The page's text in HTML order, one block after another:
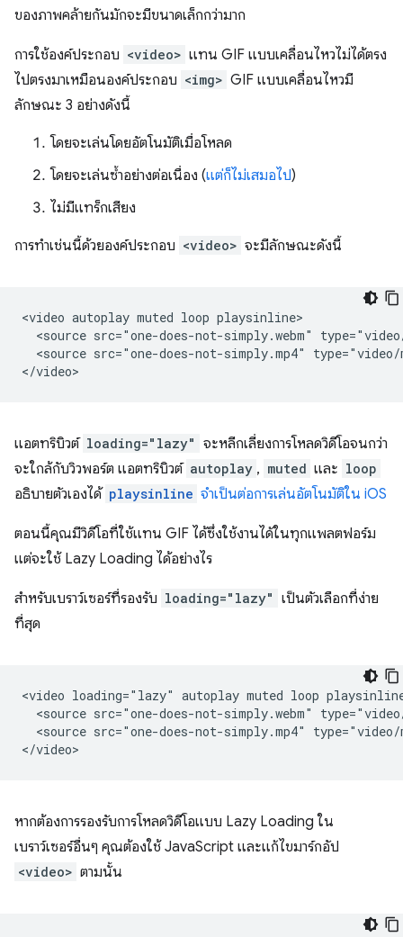
ของภาพคล้ายกันมักจะมีขนาดเล็กกว่ามาก
การใช้องค์ประกอบ <video> แทน GIF แบบเคลื่อนไหวไม่ได้ตรง
ไปตรงมาเหมือนองค์ประกอบ <img> GIF แบบเคลื่อนไหวมี
ลักษณะ 3 อย่างดังนี้
โดยจะเล่นโดยอัตโนมัติเมื่อโหลด
โดยจะเล่นซ้ำอย่างต่อเนื่อง (แต่ก็ไม่เสมอไป)
ไม่มีแทร็กเสียง
การทำเช่นนี้ด้วยองค์ประกอบ <video> จะมีลักษณะดังนี้
<video autoplay muted loop playsinline>
<source src="one-does-not-simply.webm"
<source src="one-does-not-simply.mp4"
แอตทริบิวต์ loading="lazy" จะหลีกเลี่ยงการโหลดวิดีโอจนกว่า
จะใกล้กับวิวพอร์ต แอตทริบิวต์ autoplay , muted และ loop
อธิบายตัวเองได้ playsinline จำเป็นต่อการเล่นอัตโนมัติใน iOS
ตอนนี้คุณมีวิดีโอที่ใช้แทน GIF ได้ซึ่งใช้งานได้ในทุกแพลตฟอร์ม
แต่จะใช้ Lazy Loading ได้อย่างไร
สำหรับเบราว์เซอร์ที่รองรับ loading="lazy" เป็นตัวเลือกที่ง่าย
ที่สุด
<video loading="lazy" autoplay muted loop
<source src="one-does-not-simply.webm"
<source src="one-does-not-simply.mp4"
หากต้องการรองรับการโหลดวิดีโอแบบ Lazy Loading ใน
เบราว์เซอร์อื่นๆ คุณต้องใช้ JavaScript และแก้ไขมาร์กอัป
<video> ตามนั้น